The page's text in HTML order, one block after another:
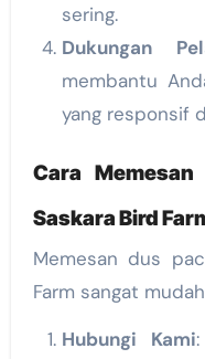
sering.
Dukungan
membantu
yang responsif
Cara
Saskara Bird
Memesan dus
Farm sangat
Hubungi Kami